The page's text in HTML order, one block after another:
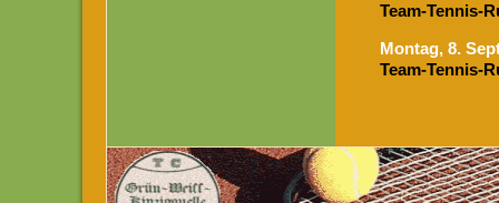
Team-Tennis-
Montag, 8.
Team-Tennis-